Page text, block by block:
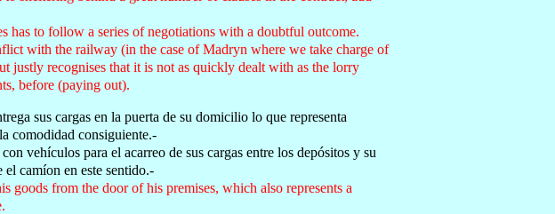
has to follow a series of negotiations with a doubtful outcome.
with the railway (in the case of Madryn where we take charge of
justly recognises that it is not as quickly dealt with as the lorry
before (paying out).
sus cargas en la puerta de su domicilio lo que representa
comodidad consiguiente.-
vehículos para el acarreo de sus cargas entre los depósitos y su
camíon en este sentido.-
goods from the door of his premises, which also represents a